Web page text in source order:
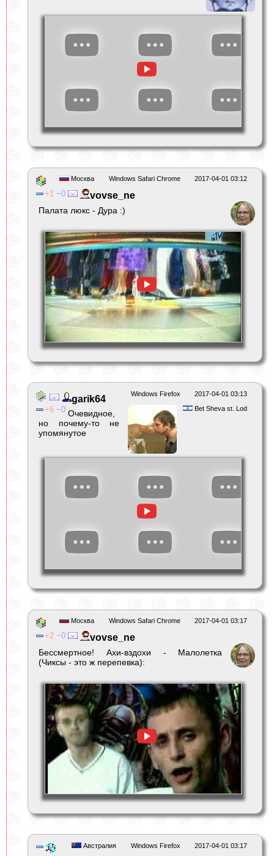
2017-04-01 03:12
Windows Safari Chrome
Москва
1 0 vovse_ne
Палата люкс - Дура :)
2017-04-01 03:13
Windows Firefox
Bet Sheva st. Lod
6 0
garik64
Очевидное,
но почему-то не
упомянутое
2017-04-01 03:17
Windows Safari Chrome
Москва
2 0 vovse_ne
Бессмертное! Ахи-вздохи - Малолетка
(Чиксы - это ж перепевка):
2017-04-01 03:17
Windows Firefox
Австралия